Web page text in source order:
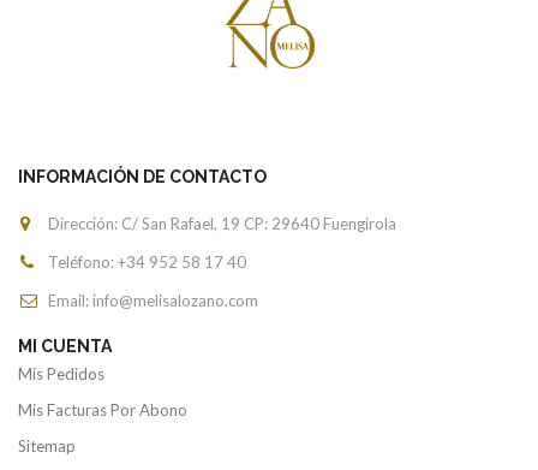
INFORMACIÓN DE CONTACTO
Dirección: C/ San Rafael, 19 CP: 29640 Fuengirola
Teléfono: +34 952 58 17 40
Email: info@melisalozano.com
MI CUENTA
Mis Pedidos
Mis Facturas Por Abono
Sitemap